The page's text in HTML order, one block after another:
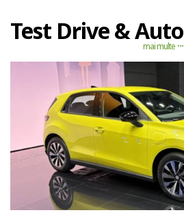
Test Drive & Auto
mai multe